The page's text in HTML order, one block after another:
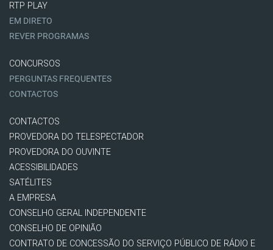
RTP PLAY
EM DIRETO
REVER PROGRAMAS
CONCURSOS
PERGUNTAS FREQUENTES
CONTACTOS
CONTACTOS
PROVEDORA DO TELESPECTADOR
PROVEDORA DO OUVINTE
ACESSIBILIDADES
SATÉLITES
A EMPRESA
CONSELHO GERAL INDEPENDENTE
CONSELHO DE OPINIÃO
CONTRATO DE CONCESSÃO DO SERVIÇO PÚBLICO DE RÁDIO E